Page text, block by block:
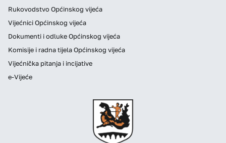
Rukovodstvo Općinskog vijeća
Vijećnici Općinskog vijeća
Dokumenti i odluke Općinskog vijeća
Komisije i radna tijela Općinskog vijeća
Vijećnička pitanja i incijative
e-Vijeće